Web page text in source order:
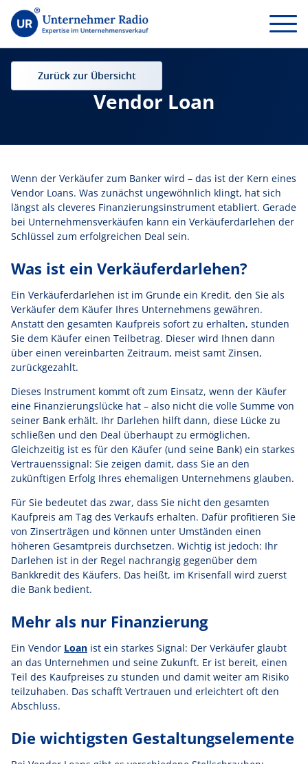
Zurück zur Übersicht
Vendor Loan
Wenn der Verkäufer zum Banker wird – das ist der Kern eines
Vendor Loans. Was zunächst ungewöhnlich klingt, hat sich
längst als cleveres Finanzierungsinstrument etabliert. Gerade
bei Unternehmensverkäufen kann ein Verkäuferdarlehen der
Schlüssel zum erfolgreichen Deal sein.
Was ist ein Verkäuferdarlehen?
Ein Verkäuferdarlehen ist im Grunde ein Kredit, den Sie als
Verkäufer dem Käufer Ihres Unternehmens gewähren.
Anstatt den gesamten Kaufpreis sofort zu erhalten, stunden
Sie dem Käufer einen Teilbetrag. Dieser wird Ihnen dann
über einen vereinbarten Zeitraum, meist samt Zinsen,
zurückgezahlt.
Dieses Instrument kommt oft zum Einsatz, wenn der Käufer
eine Finanzierungslücke hat – also nicht die volle Summe von
seiner Bank erhält. Ihr Darlehen hilft dann, diese Lücke zu
schließen und den Deal überhaupt zu ermöglichen.
Gleichzeitig ist es für den Käufer (und seine Bank) ein starkes
Vertrauenssignal: Sie zeigen damit, dass Sie an den
zukünftigen Erfolg Ihres ehemaligen Unternehmens glauben.
Für Sie bedeutet das zwar, dass Sie nicht den gesamten
Kaufpreis am Tag des Verkaufs erhalten. Dafür profitieren Sie
von Zinserträgen und können unter Umständen einen
höheren Gesamtpreis durchsetzen. Wichtig ist jedoch: Ihr
Darlehen ist in der Regel nachrangig gegenüber dem
Bankkredit des Käufers. Das heißt, im Krisenfall wird zuerst
die Bank bedient.
Mehr als nur Finanzierung
Ein Vendor Loan ist ein starkes Signal: Der Verkäufer glaubt
an das Unternehmen und seine Zukunft. Er ist bereit, einen
Teil des Kaufpreises zu stunden und damit weiter am Risiko
teilzuhaben. Das schafft Vertrauen und erleichtert oft den
Abschluss.
Die wichtigsten Gestaltungselemente